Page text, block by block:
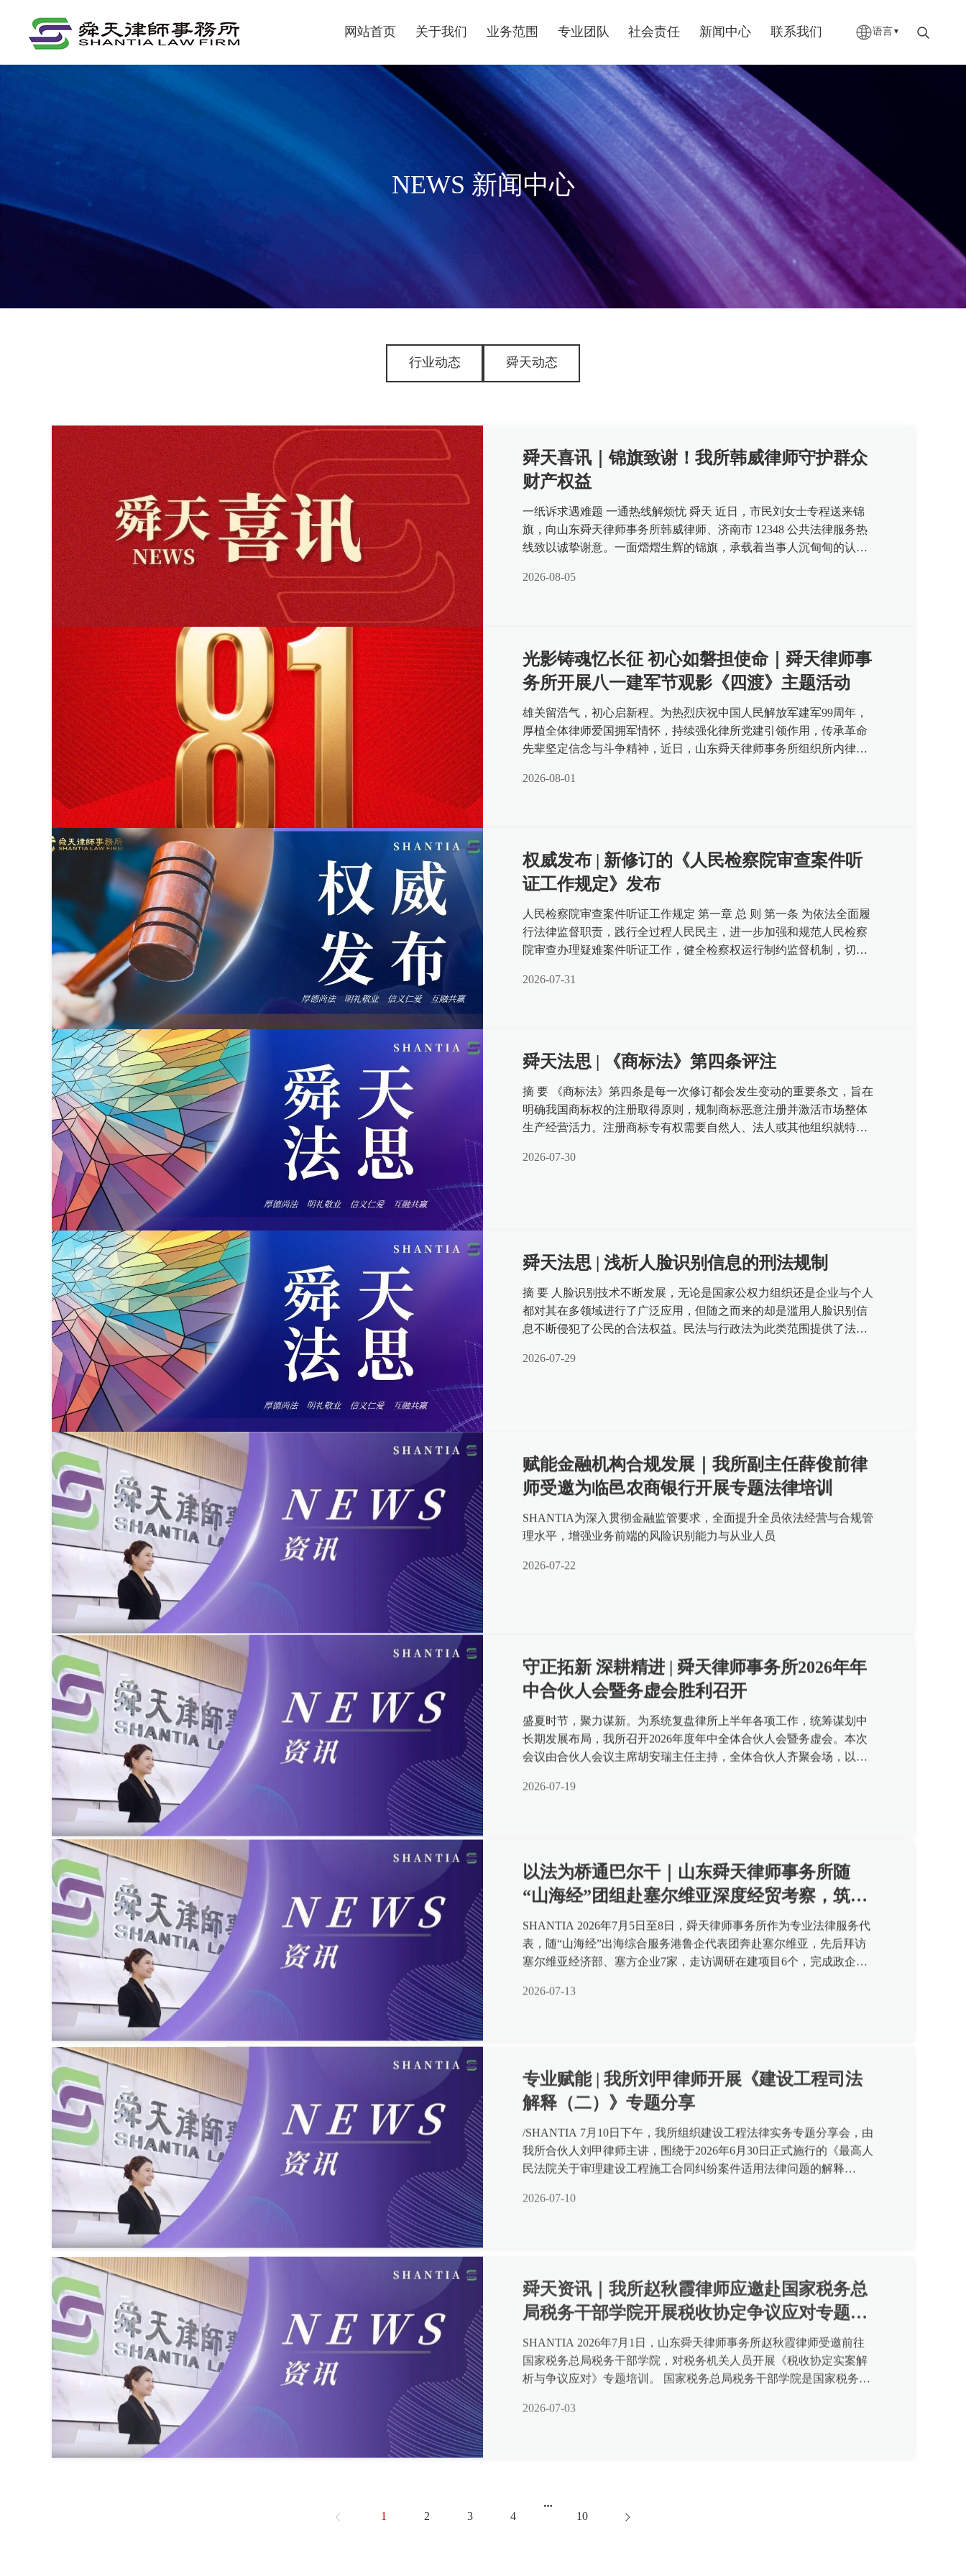
网站首页 关于我们 业务范围 专业团队 社会责任 新闻中心 联系我们 语言 ▼
NEWS 新闻中心
行业动态 舜天动态
舜天喜讯｜锦旗致谢！我所韩威律师守护群众
财产权益
一纸诉求遇难题 一通热线解烦忧 舜天 近日，市民刘女士专程送来锦
旗，向山东舜天律师事务所韩威律师、济南市 12348 公共法律服务热
线致以诚挚谢意。一面熠熠生辉的锦旗，承载着当事人沉甸甸的认
2026-08-05
光影铸魂忆长征 初心如磐担使命｜舜天律师事
务所开展八一建军节观影《四渡》主题活动
雄关留浩气，初心启新程。为热烈庆祝中国人民解放军建军99周年，
厚植全体律师爱国拥军情怀，持续强化律所党建引领作用，传承革命
先辈坚定信念与斗争精神，近日，山东舜天律师事务所组织所内律师
2026-08-01
权威发布 | 新修订的《人民检察院审查案件听
证工作规定》发布
人民检察院审查案件听证工作规定 第一章 总 则 第一条 为依法全面履
行法律监督职责，践行全过程人民民主，进一步加强和规范人民检察
院审查办理疑难案件听证工作，健全检察权运行制约监督机制，切实
2026-07-31
舜天法思 | 《商标法》第四条评注
摘 要 《商标法》第四条是每一次修订都会发生变动的重要条文，旨在
明确我国商标权的注册取得原则，规制商标恶意注册并激活市场整体
生产经营活力。注册商标专有权需要自然人、法人或其他组织就特定
2026-07-30
舜天法思 | 浅析人脸识别信息的刑法规制
摘 要 人脸识别技术不断发展，无论是国家公权力组织还是企业与个人
都对其在多领域进行了广泛应用，但随之而来的却是滥用人脸识别信
息不断侵犯了公民的合法权益。民法与行政法为此类范围提供了法律
2026-07-29
赋能金融机构合规发展｜我所副主任薛俊前律
师受邀为临邑农商银行开展专题法律培训
SHANTIA为深入贯彻金融监管要求，全面提升全员依法经营与合规管
理水平，增强业务前端的风险识别能力与从业人员
2026-07-22
守正拓新 深耕精进 | 舜天律师事务所2026年年
中合伙人会暨务虚会胜利召开
盛夏时节，聚力谋新。为系统复盘律所上半年各项工作，统筹谋划中
长期发展布局，我所召开2026年度年中全体合伙人会暨务虚会。本次
会议由合伙人会议主席胡安瑞主任主持，全体合伙人齐聚会场，以复
2026-07-19
以法为桥通巴尔干｜山东舜天律师事务所随
“山海经”团组赴塞尔维亚深度经贸考察，筑牢
SHANTIA 2026年7月5日至8日，舜天律师事务所作为专业法律服务代
表，随“山海经”出海综合服务港鲁企代表团奔赴塞尔维亚，先后拜访
塞尔维亚经济部、塞方企业7家，走访调研在建项目6个，完成政企高
2026-07-13
专业赋能 | 我所刘甲律师开展《建设工程司法
解释（二）》专题分享
我所合伙人刘甲律师主讲，围绕于2026年6月30日正式施行的《最高人
民法院关于审理建设工程施工合同纠纷案件适用法律问题的解释
（二）》开展系统性专业解读，所内律师...
局税务干部学院开展税收协定争议应对专题讲
座
SHANTIA 2026年7月1日，山东舜天律师事务所赵秋霞律师受邀前往
国家税务总局税务干部学院，对税务机关人员开展《税收协定实案解
析与争议应对》专题培训。 国家税务总局税务干部学院是国家税务总
局国际税务培训中心，同时也是经济合作与发...
1 2 3 4 10